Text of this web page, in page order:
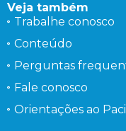
Veja também
Trabalhe conosco
Conteúdo
Perguntas
Fale conosco
Orientações ao